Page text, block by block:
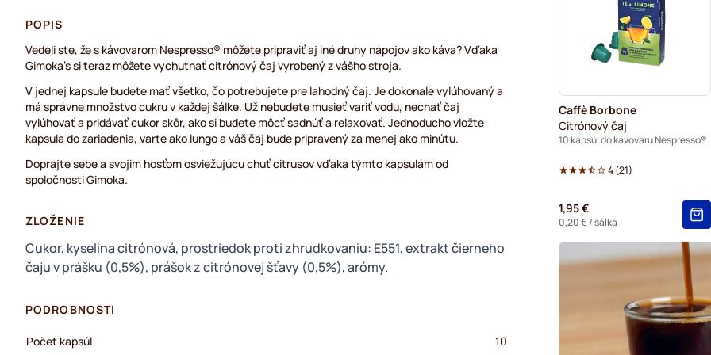
Segafredo – kávové
Café René – kávové
Gevalia – kávové kapsuly
Garibaldi kávové kapsuly do
Tonino Lamborghini –
Do kávovaru Nespresso®
Caffè Borbone
Citrónový čaj
10 kapsúl do kávovaru Nespresso®
4(21)
1,95 €
0,20 €/ šálka
POPIS
Vedeli ste, že s kávovarom Nespresso® môžete pripraviť aj iné druhy nápojov ako káva? Vďaka
Gimoka's si teraz môžete vychutnať citrónový čaj vyrobený z vášho stroja.
V jednej kapsule budete mať všetko, čo potrebujete pre lahodný čaj. Je dokonale vylúhovaný a
má správne množstvo cukru v každej šálke. Už nebudete musieť variť vodu, nechať čaj
vylúhovať a pridávať cukor skôr, ako si budete môcť sadnúť a relaxovať. Jednoducho vložte
kapsula do zariadenia, varte ako lungo a váš čaj bude pripravený za menej ako minútu.
Doprajte sebe a svojim hosťom osviežujúcu chuť citrusov vďaka týmto kapsulám od
spoločnosti Gimoka.
ZLOŽENIE
Cukor, kyselina citrónová, prostriedok proti zhrudkovaniu: E551, extrakt čierneho
čaju v prášku (0,5%), prášok z citrónovej šťavy (0,5%), arómy.
PODROBNOSTI
Počet kapsúl
10